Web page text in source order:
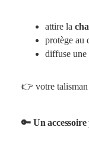
attire la
protège au
diffuse une
👉 votre talisman
🔑 Un